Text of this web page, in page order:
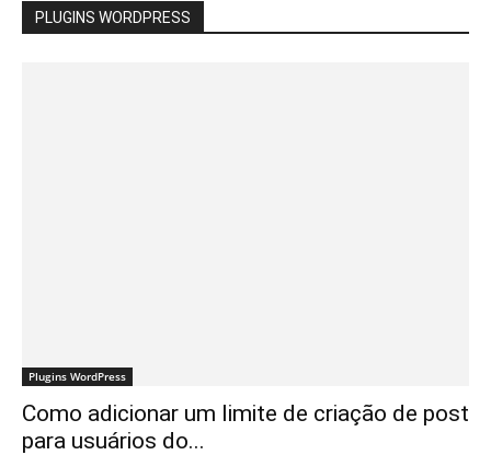
PLUGINS WORDPRESS
Plugins WordPress
Como adicionar um limite de criação de post
para usuários do...